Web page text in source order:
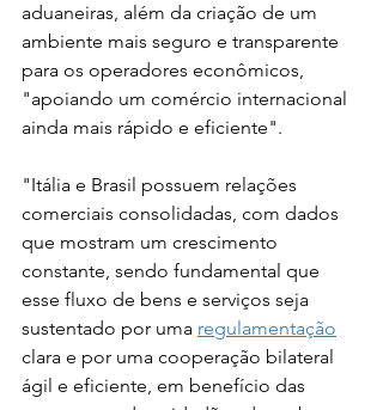
aduaneiras, além da criação de um
ambiente mais seguro e transparente
para os operadores econômicos,
"apoiando um comércio internacional
ainda mais rápido e eficiente".
"Itália e Brasil possuem relações
comerciais consolidadas, com dados
que mostram um crescimento
constante, sendo fundamental que
esse fluxo de bens e serviços seja
sustentado por uma regulamentação
clara e por uma cooperação bilateral
ágil e eficiente, em benefício das